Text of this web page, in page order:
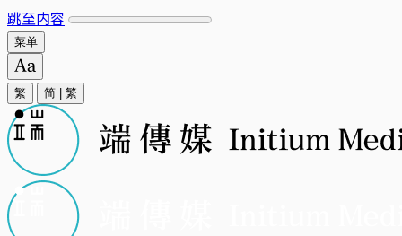
跳至内容
菜单
繁 简 繁